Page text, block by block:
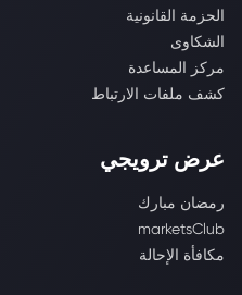
الحزمة القانونية
الشكاوى
مركز المساعدة
كشف ملفات الارتباط
عرض ترويجي
رمضان مبارك
marketsClub
مكافأة الإحالة